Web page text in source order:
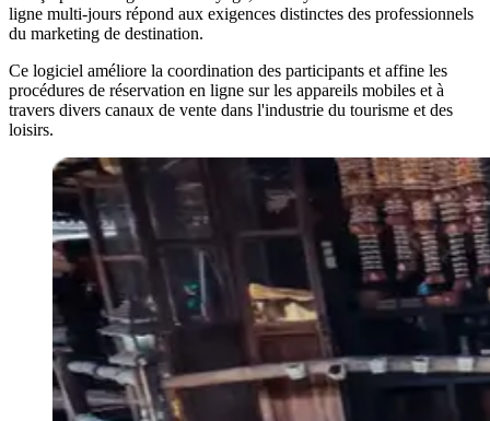
ligne multi-jours répond aux exigences distinctes des professionnels
du marketing de destination.
Ce logiciel améliore la coordination des participants et affine les
procédures de réservation en ligne sur les appareils mobiles et à
travers divers canaux de vente dans l'industrie du tourisme et des
loisirs.